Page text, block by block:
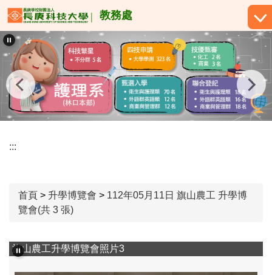
跳
到
主
要
內
容
區
教務處
:::
首頁 > 升學博覽會 > 112年05月11日 旗山農工 升學博
覽會(共 3 張)
旗山農工升學博覽會照片3